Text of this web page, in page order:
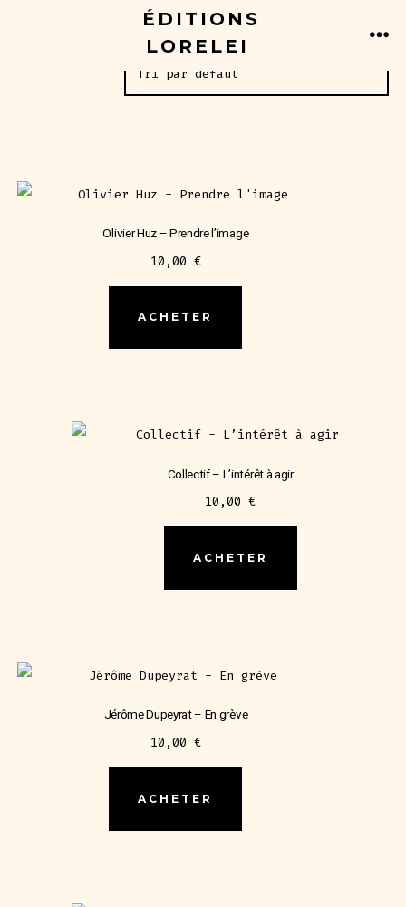
ÉDITIONS
LORELEI
6 résultats affichés
Olivier Huz – Prendre l’image
10,00 €
ACHETER
Collectif – L’intérêt à agir
10,00€
ACHETER
Jérôme Dupeyrat – En grève
10,00 €
ACHETER